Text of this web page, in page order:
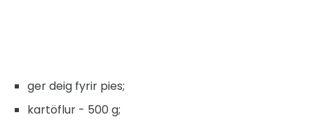
ger deig fyrir pies;
kartöflur - 500 g;